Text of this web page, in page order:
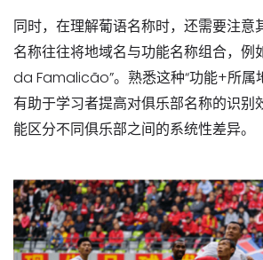
同时，在理解葡语名称时，还需要注意
名称往往将地域名与功能名称组合，
da Famalicão”。熟悉这种“功能+所属
有助于学习者提高对俱乐部名称的识别
能区分不同俱乐部之间的系统性差异。